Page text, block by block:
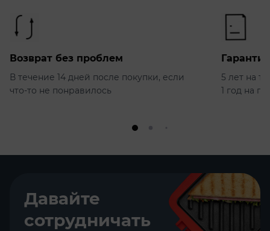
Возврат без проблем
В течение 14 дней после покупки, если
что-то не понравилось
Гарантия
5 лет на
1 год на
Давайте
сотрудничать